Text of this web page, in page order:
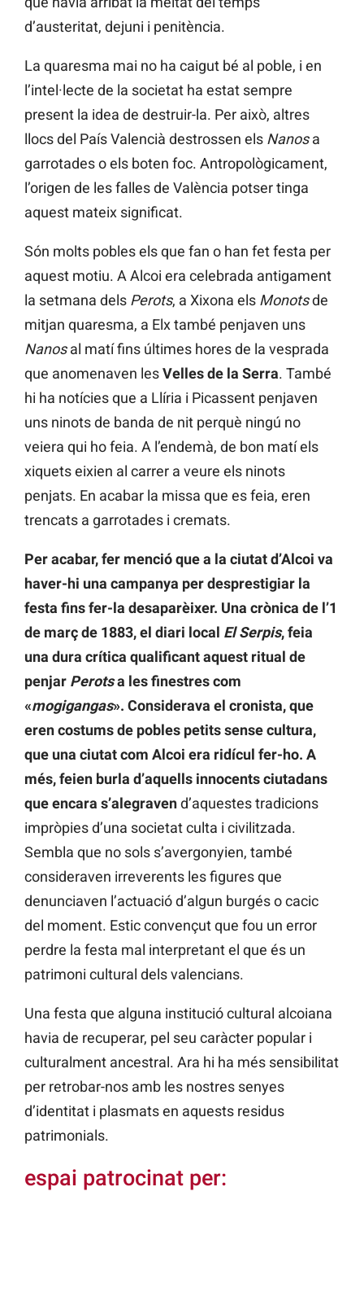
d’austeritat, dejuni i penitència.
La quaresma mai no ha caigut bé al poble, i en
l’intel·lecte de la societat ha estat sempre
present la idea de destruir-la. Per això, altres
llocs del País Valencià destrossen els Nanosa
garrotades o els boten foc. Antropològicament,
l’origen de les falles de València potser tinga
aquest mateix significat.
Són molts pobles els que fan o han fet festa per
aquest motiu. A Alcoi era celebrada antigament
la setmana dels Perots, a Xixona els Monotsde
mitjan quaresma, a Elx també penjaven uns
Nanosal matí fins últimes hores de la vesprada
que anomenaven lesVelles de la Serra. També
hi ha notícies que a Llíria i Picassent penjaven
uns ninots de banda de nit perquè ningú no
veiera qui ho feia. A l’endemà, de bon matí els
xiquets eixien al carrer a veure els ninots
penjats. En acabar la missa que es feia, eren
trencats a garrotades i cremats.
Per acabar, fer menció que a la ciutat d’Alcoi va
haver-hi una campanya per desprestigiar la
festa fins fer-la desaparèixer. Una crònica de l’1
de març de 1883, el diari local El Serpis, feia
una dura crítica qualificant aquest ritual de
penjar Perotsa les finestres com
«mogigangas». Considerava el cronista, que
eren costums de pobles petits sense cultura,
que una ciutat com Alcoi era ridícul fer-ho. A
més, feien burla d’aquells innocents ciutadans
que encara s’alegravend’aquestes tradicions
impròpies d’una societat culta i civilitzada.
Sembla que no sols s’avergonyien, també
consideraven irreverents les figures que
denunciaven l’actuació d’algun burgés o cacic
del moment. Estic convençut que fou un error
perdre la festa mal interpretant el que és un
patrimoni cultural dels valencians.
Una festa que alguna institució cultural alcoiana
havia de recuperar, pel seu caràcter popular i
culturalment ancestral. Ara hi ha més sensibilitat
per retrobar-nos amb les nostres senyes
d’identitat i plasmats en aquests residus
patrimonials.
espai patrocinat per: